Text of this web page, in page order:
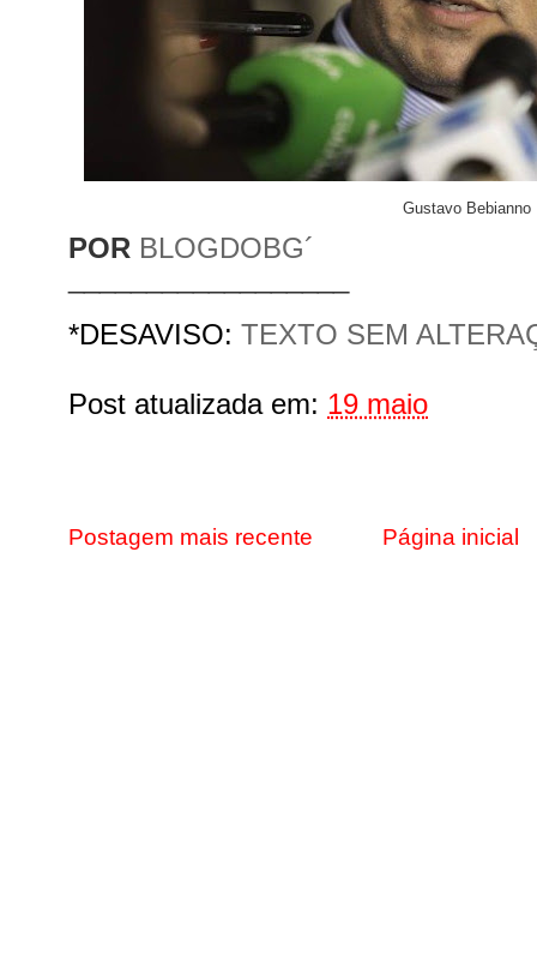
Gustavo Bebianno
POR BLOGDOBG´
*DESAVISO: TEXTO SEM
Post atualizada em: 19 maio
Postagem mais recente Página inicial